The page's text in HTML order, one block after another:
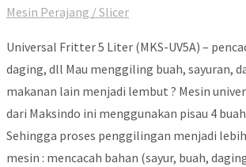
Mesin Perajang / Slicer
Universal Fritter 5 Liter (MKS-UV5A) –
daging, dll Mau menggiling buah, sayuran,
makanan lain menjadi lembut ? Mesin
dari Maksindo ini menggunakan pisau 4
Sehingga proses penggilingan menjadi
mesin : mencacah bahan (sayur, buah,